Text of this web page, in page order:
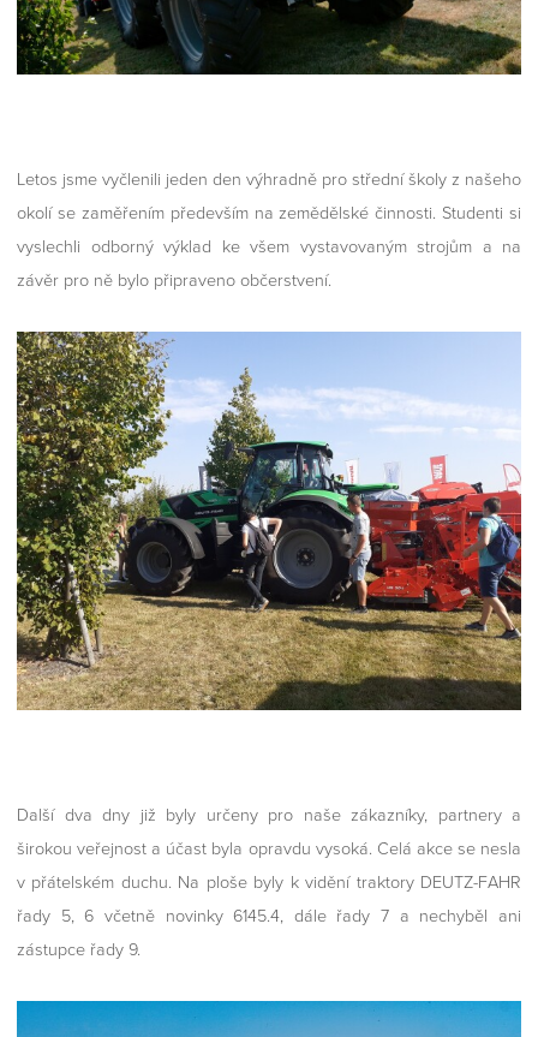
Letos jsme vyčlenili jeden den výhradně pro střední školy z našeho
okolí se zaměřením především na zemědělské činnosti. Studenti si
vyslechli odborný výklad ke všem vystavovaným strojům a na
závěr pro ně bylo připraveno občerstvení.
Další dva dny již byly určeny pro naše zákazníky, partnery a
širokou veřejnost a účast byla opravdu vysoká. Celá akce se nesla
v přátelském duchu. Na ploše byly k vidění traktory DEUTZ-FAHR
řady 5, 6 včetně novinky 6145.4, dále řady 7 a nechyběl ani
zástupce řady 9.